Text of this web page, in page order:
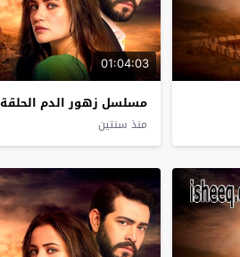
01:04:03
مسلسل زهور الدم الحلقة 387
منذ سنتين